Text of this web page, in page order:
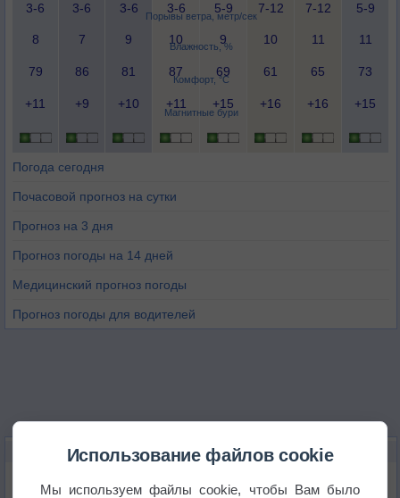
Порывы ветра, метр/сек
Влажность, %
Комфорт, °C
Магнитные бури
3-6
3-6
3-6
3-6
5-9
7-12
7-12
5-9
8 7 9 10 9 10 11 11
79 86 81 87 69 61 65 73
+11 +9 +10 +11 +15 +16 +16 +15
Погода сегодня
Почасовой прогноз на сутки
Прогноз на 3 дня
Прогноз погоды на 14 дней
Медицинский прогноз погоды
Прогноз погоды для водителей
НОВОЕ О ПОГОДЕ
Использование файлов cookie
Мы используем файлы cookie, чтобы Вам было